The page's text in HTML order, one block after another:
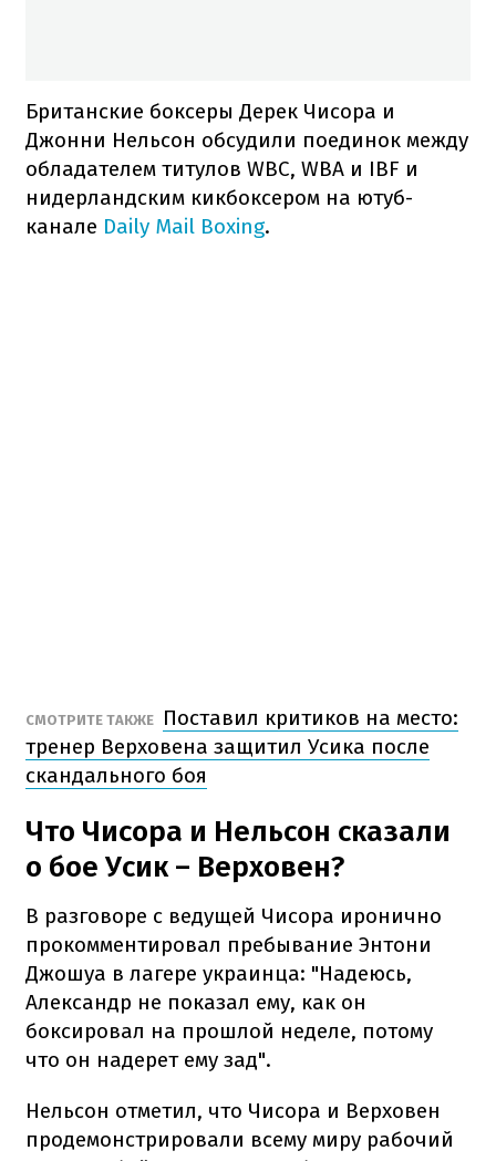
Британские боксеры Дерек Чисора и
Джонни Нельсон обсудили поединок между
обладателем титулов WBC, WBA и IBF и
нидерландским кикбоксером на ютуб-
канале Daily Mail Boxing.
СМОТРИТЕ ТАКЖЕ
Поставил критиков на место:
тренер Верховена защитил Усика после
скандального боя
Что Чисора и Нельсон сказали
о бое Усик – Верховен?
В разговоре с ведущей Чисора иронично
прокомментировал пребывание Энтони
Джошуа в лагере украинца: "Надеюсь,
Александр не показал ему, как он
боксировал на прошлой неделе, потому
что он надерет ему зад".
Нельсон отметил, что Чисора и Верховен
продемонстрировали всему миру рабочий